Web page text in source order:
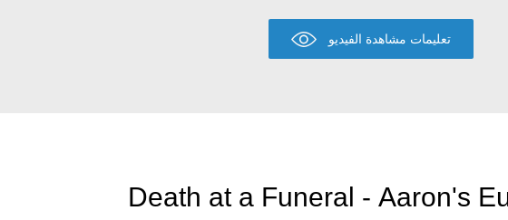
تعليمات مشاهدة الفيديو